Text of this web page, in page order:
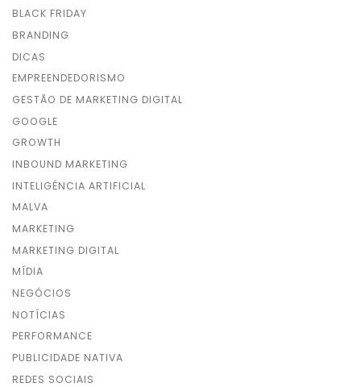
BLACK FRIDAY
BRANDING
DICAS
EMPREENDEDORISMO
GESTÃO DE MARKETING DIGITAL
GOOGLE
GROWTH
INBOUND MARKETING
INTELIGÊNCIA ARTIFICIAL
MALVA
MARKETING
MARKETING DIGITAL
MÍDIA
NEGÓCIOS
NOTÍCIAS
PERFORMANCE
PUBLICIDADE NATIVA
REDES SOCIAIS